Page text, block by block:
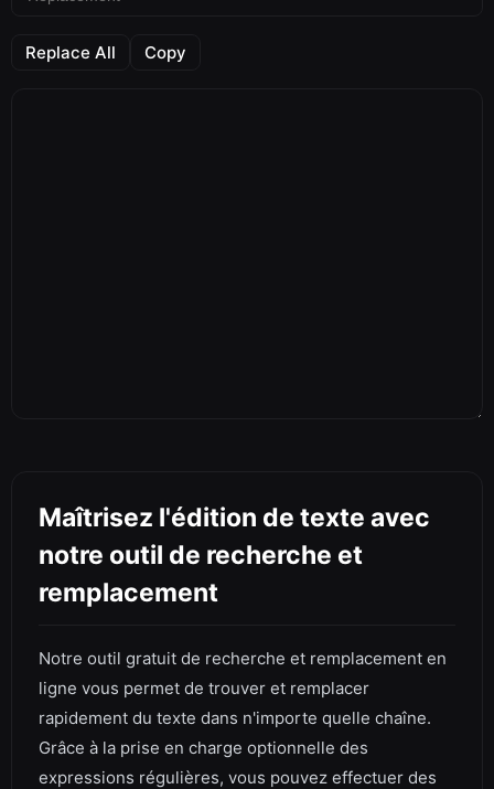
Replace All Copy
Maîtrisez l'édition de texte avec
notre outil de recherche et
remplacement
Notre outil gratuit de recherche et remplacement en
ligne vous permet de trouver et remplacer
rapidement du texte dans n'importe quelle chaîne.
Grâce à la prise en charge optionnelle des
expressions régulières, vous pouvez effectuer des